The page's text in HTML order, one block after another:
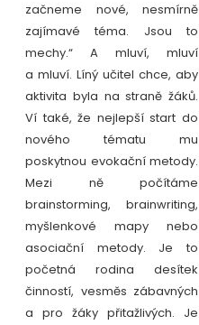
začneme nové, nesmírně
zajímavé téma. Jsou to
mechy.“ A mluví, mluví
a mluví. Líný učitel chce, aby
aktivita byla na straně žáků.
Ví také, že nejlepší start do
nového tématu mu
poskytnou evokační metody.
Mezi ně počítáme
brainstorming, brainwriting,
myšlenkové mapy nebo
asociační metody. Je to
početná rodina desítek
činností, vesměs zábavných
a pro žáky přitažlivých. Je